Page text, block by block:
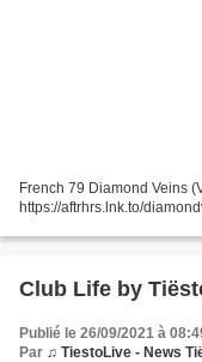
French 79 Diamond Veins
https://aftrhrs.lnk.to/
Club Life by
Publié le 26/09/2021 à
Par ♫ TiestoLive - News